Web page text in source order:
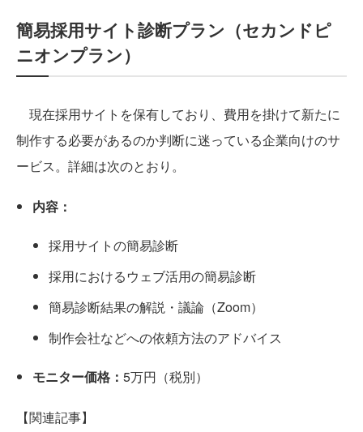
簡易採用サイト診断プラン（セカンドピ
ニオンプラン）
現在採用サイトを保有しており、費用を掛けて新たに
制作する必要があるのか判断に迷っている企業向けのサ
ービス。詳細は次のとおり。
内容：
採用サイトの簡易診断
採用におけるウェブ活用の簡易診断
簡易診断結果の解説・議論（Zoom）
制作会社などへの依頼方法のアドバイス
モニター価格： 5万円（税別）
【関連記事】